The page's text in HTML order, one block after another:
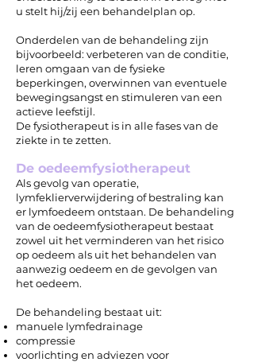
u stelt hij/zij een behandelplan op.
Onderdelen van de behandeling zijn
bijvoorbeeld: verbeteren van de conditie,
leren omgaan van de fysieke
beperkingen, overwinnen van eventuele
bewegingsangst en stimuleren van een
actieve leefstijl.
De fysiotherapeut is in alle fases van de
ziekte in te zetten.
De oedeemfysiotherapeut
Als gevolg van operatie,
lymfeklierverwijdering of bestraling kan
er lymfoedeem ontstaan. De behandeling
van de oedeemfysiotherapeut bestaat
zowel uit het verminderen van het risico
op oedeem als uit het behandelen van
aanwezig oedeem en de gevolgen van
het oedeem.
De behandeling bestaat uit:
manuele lymfedrainage
compressie
voorlichting en adviezen voor